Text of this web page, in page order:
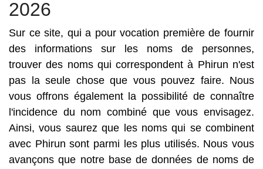
2026
Sur ce site, qui a pour vocation première de fournir
des informations sur les noms de personnes,
trouver des noms qui correspondent à Phirun n'est
pas la seule chose que vous pouvez faire. Nous
vous offrons également la possibilité de connaître
l'incidence du nom combiné que vous envisagez.
Ainsi, vous saurez que les noms qui se combinent
avec Phirun sont parmi les plus utilisés. Nous vous
avançons que notre base de données de noms de